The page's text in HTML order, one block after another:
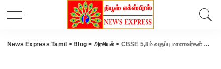
News Express Tamil > Blog > அரசியல்> CBSE 5,8ம் வகுப்பு மாணவர்கள் குறைந்த மதிப்பெண் எடுத்தால் பெயில் – அன்பில் மகேஸ் எச்சரிக்கை.!!